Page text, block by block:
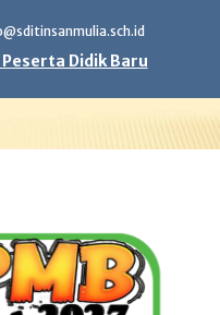
Didik Baru